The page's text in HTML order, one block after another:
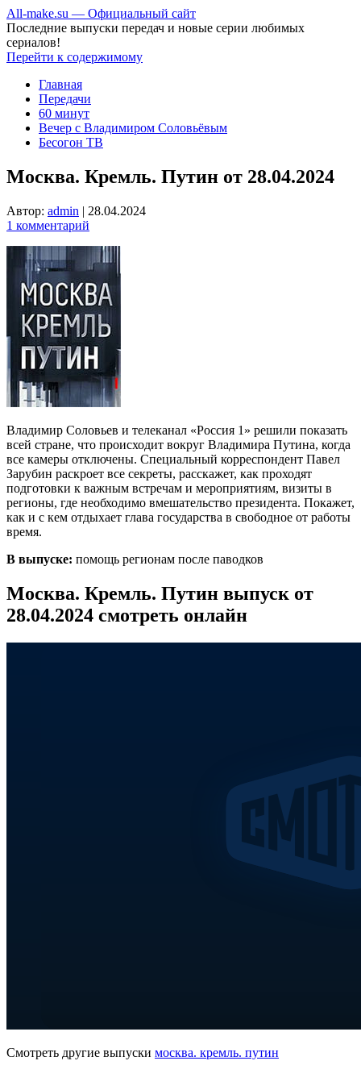
All-make.su — Официальный сайт
Последние выпуски передач и новые серии любимых
сериалов!
Перейти к содержимому
Главная
Передачи
60 минут
Вечер с Владимиром Соловьёвым
Бесогон ТВ
Москва. Кремль. Путин от 28.04.2024
Автор: admin | 28.04.2024
1 комментарий
Владимир Соловьев и телеканал «Россия 1» решили показать
всей стране, что происходит вокруг Владимира Путина, когда
все камеры отключены. Специальный корреспондент Павел
Зарубин раскроет все секреты, расскажет, как проходят
подготовки к важным встречам и мероприятиям, визиты в
регионы, где необходимо вмешательство президента. Покажет,
как и с кем отдыхает глава государства в свободное от работы
время.
В выпуске: помощь регионам после паводков
Москва. Кремль. Путин выпуск от
28.04.2024 смотреть онлайн
Смотреть другие выпуски москва. кремль. путин